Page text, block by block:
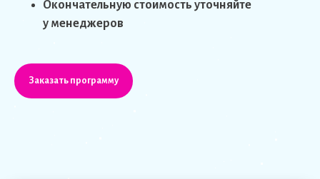
Окончательную стоимость уточняйте
у менеджеров
Заказать программу